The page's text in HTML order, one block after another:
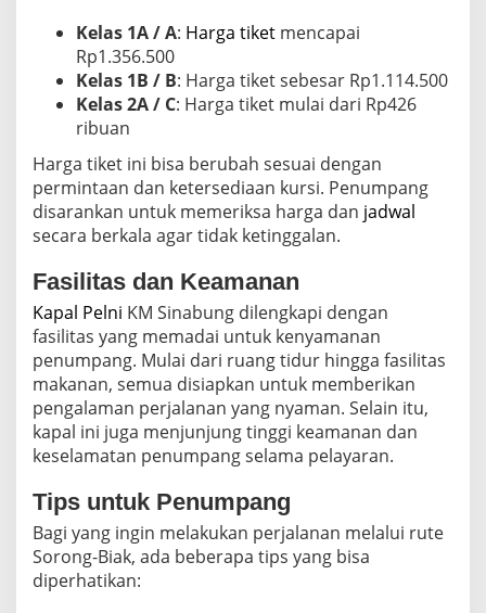
Kelas 1A / A: Harga tiket mencapai
Rp1.356.500
Kelas 1B / B: Harga tiket sebesar Rp1.114.500
Kelas 2A / C: Harga tiket mulai dari Rp426
ribuan
Harga tiket ini bisa berubah sesuai dengan
permintaan dan ketersediaan kursi. Penumpang
disarankan untuk memeriksa harga dan jadwal
secara berkala agar tidak ketinggalan.
Fasilitas dan Keamanan
Kapal Pelni KM Sinabung dilengkapi dengan
fasilitas yang memadai untuk kenyamanan
penumpang. Mulai dari ruang tidur hingga fasilitas
makanan, semua disiapkan untuk memberikan
pengalaman perjalanan yang nyaman. Selain itu,
kapal ini juga menjunjung tinggi keamanan dan
keselamatan penumpang selama pelayaran.
Tips untuk Penumpang
Bagi yang ingin melakukan perjalanan melalui rute
Sorong-Biak, ada beberapa tips yang bisa
diperhatikan: